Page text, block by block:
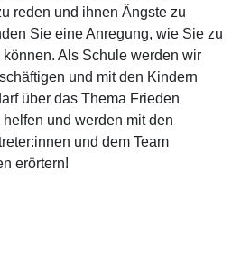
reden und ihnen Ängste zu
Sie eine Anregung, wie Sie zu
Als Schule werden wir
und mit den Kindern
über das Thema Frieden
und werden mit den
und dem Team
erörtern!